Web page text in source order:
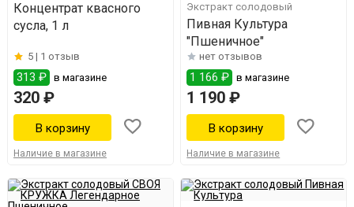
Концентрат квасного
сусла, 1 л
5 | 1 отзыв
313 ₽ в магазине
320 ₽
Наличие в магазине
Экстракт солодовый
Пивная Культура
"Пшеничное"
нет отзывов
1 166 ₽ в магазине
1 190 ₽
Наличие в магазине